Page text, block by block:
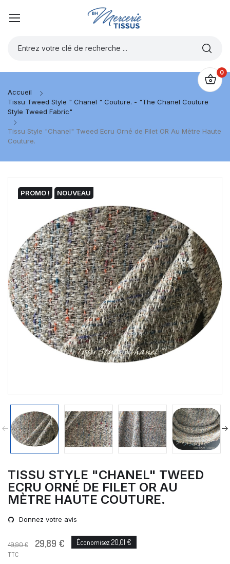
0
Accueil
Tissu Tweed Style " Chanel " Couture. - "The Chanel Couture
Style Tweed Fabric"
Tissu Style "Chanel" Tweed Ecru Orné de Filet OR Au Mètre Haute
Couture.
PROMO ! NOUVEAU
TISSU STYLE "CHANEL" TWEED
ECRU ORNÉ DE FILET OR AU
MÈTRE HAUTE COUTURE.
Donnez votre avis
49,90 € 29,89 € Économisez 20,01 €
TTC